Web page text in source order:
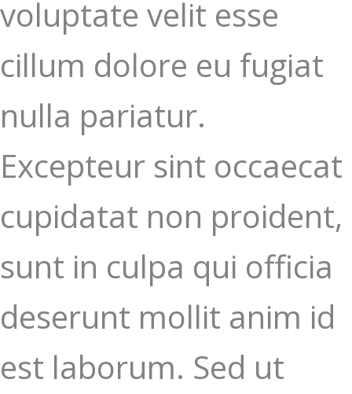
voluptate velit esse
cillum dolore eu fugiat
nulla pariatur.
Excepteur sint occaecat
cupidatat non proident,
sunt in culpa qui officia
deserunt mollit anim id
est laborum. Sed ut